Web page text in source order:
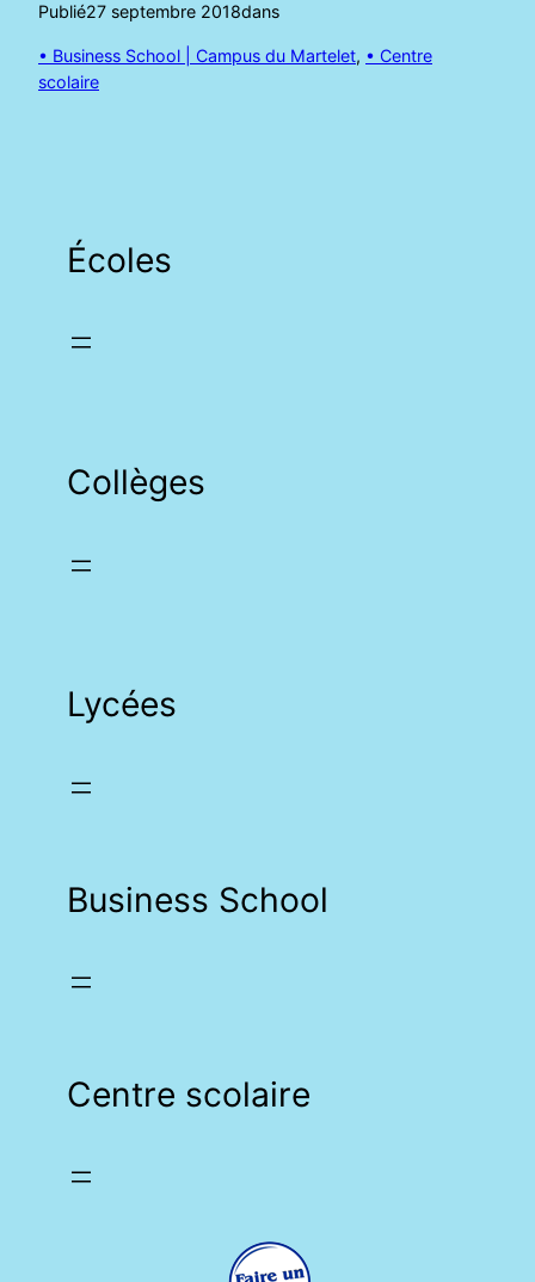
Publié27 septembre 2018dans
• Business School | Campus du Martelet, • Centre
scolaire
Écoles
Collèges
Lycées
Business School
Centre scolaire